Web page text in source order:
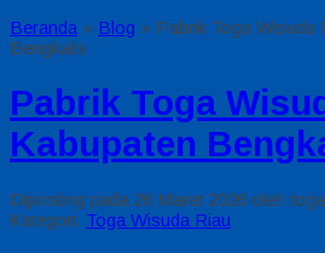
Beranda » Blog » Pabrik Toga Wisuda
Bengkalis
Pabrik Toga
Kabupaten
Diposting pada 26 Maret 2026 oleh
Kategori: Toga Wisuda Riau